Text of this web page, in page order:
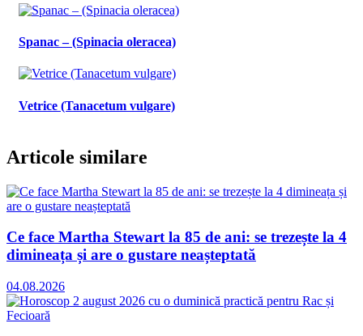
Spanac – (Spinacia oleracea)
Vetrice (Tanacetum vulgare)
Articole similare
Ce face Martha Stewart la 85 de ani: se trezește la 4
dimineața și are o gustare neașteptată
04.08.2026